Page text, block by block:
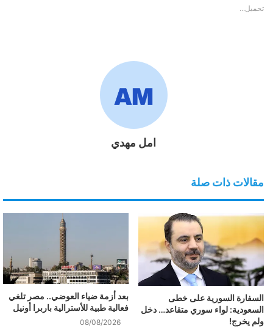
تحميل...
امل مهدي
مقالات ذات صلة
السفارة السورية على خطى
السعودية: لواء سوري متقاعد… دخل
ولم يخرج!
بعد أزمة ضياء العوضي.. مصر تلغي
فعالية طبية للأسترالية باربرا أونيل
08/08/2026